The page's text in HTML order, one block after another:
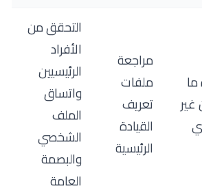
مراجعة
ملفات
تعريف
القيادة
الرئيسية
التحقق من
الأفراد
الرئيسيين
واتساق
الملف
الشخصي
والبصمة
العامة